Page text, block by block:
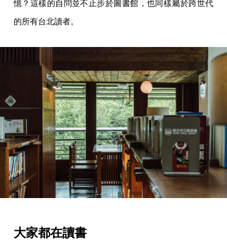
憶？這樣的自問並不止步於圖書館，也同樣屬於跨世代
的所有台北讀者。
大家都在讀書